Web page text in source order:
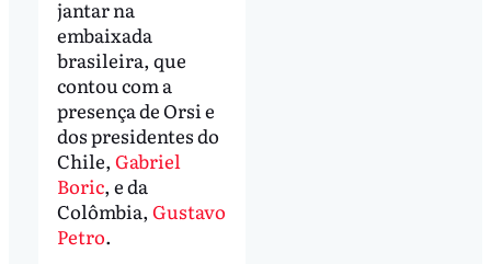
jantar na
embaixada
brasileira, que
contou com a
presença de Orsi e
dos presidentes do
Chile, Gabriel
Boric, e da
Colômbia, Gustavo
Petro.